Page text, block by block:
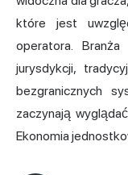
które jest
operatora.
jurysdykcji,
bezgranicznych
zaczynają
Ekonomia